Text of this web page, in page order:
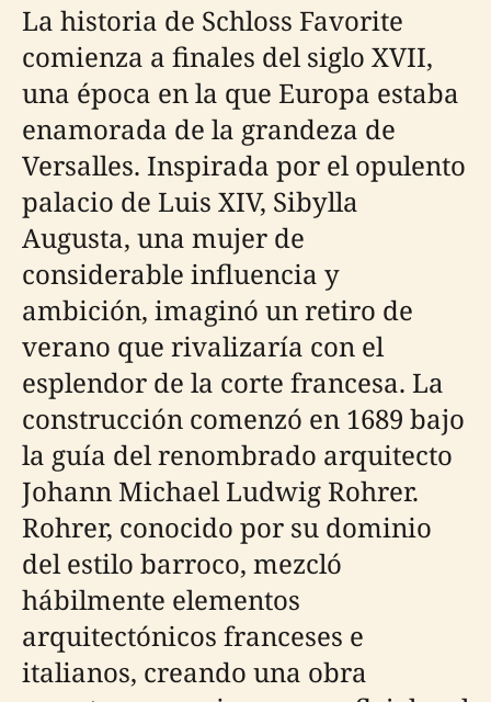
La historia de Schloss Favorite
comienza a finales del siglo XVII,
una época en la que Europa estaba
enamorada de la grandeza de
Versalles. Inspirada por el opulento
palacio de Luis XIV, Sibylla
Augusta, una mujer de
considerable influencia y
ambición, imaginó un retiro de
verano que rivalizaría con el
esplendor de la corte francesa. La
construcción comenzó en 1689 bajo
la guía del renombrado arquitecto
Johann Michael Ludwig Rohrer.
Rohrer, conocido por su dominio
del estilo barroco, mezcló
hábilmente elementos
arquitectónicos franceses e
italianos, creando una obra